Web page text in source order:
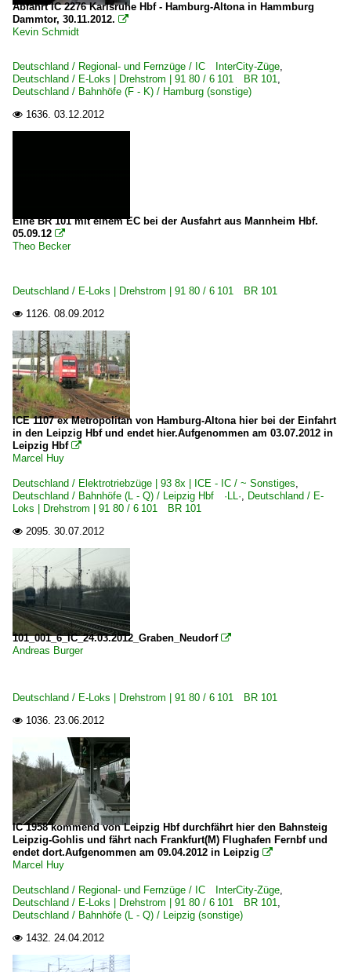
Strecken | KBS 400-499
Strecken | KBS 500-599
582 Leipzig – Großkorbetha
Strecken | KBS 800-999
Unternehmen (A - K)
DB Fernverkehr AG, Frankfurt (Main)
Italien
Personenwagen
~ Sonstige
Österreich
Bahnhöfe
Wien-Hütteldorf
E-Loks
BR 1016 ·ES 64 U2· Taurus
BR 1142
~ Sonstige
Strecken
Strecke Innsbruck – Brennero/Brenner ·Brennerbahn·
Polen
Personenwagen
Schweiz
Bahnhöfe
Abfahrt IC 2276 Karlsruhe Hbf - Hamburg-Altona in Hammburg
Dammtor, 30.11.2012. 
Kevin Schmidt
Deutschland / Regional- und Fernzüge / IC InterCity-Züge,
Deutschland / E-Loks | Drehstrom | 91 80 / 6 101 BR 101,
Deutschland / Bahnhöfe (F - K) / Hamburg (sonstige)
 1636. 03.12.2012
Eine BR 101 mit einem EC bei der Ausfahrt aus Mannheim Hbf.
05.09.12 
Theo Becker
Deutschland / E-Loks | Drehstrom | 91 80 / 6 101 BR 101
 1126. 08.09.2012
ICE 1107 ex Metropolitan von Hamburg-Altona hier bei der Einfahrt
in den Leipzig Hbf und endet hier.Aufgenommen am 03.07.2012 in
Leipzig Hbf 
Marcel Huy
Deutschland / Elektrotriebzüge | 93 8x | ICE - IC / ~ Sonstiges,
Deutschland / Bahnhöfe (L - Q) / Leipzig Hbf ·LL·, Deutschland / E-
Loks | Drehstrom | 91 80 / 6 101 BR 101
 2095. 30.07.2012
101_001_6_IC_24.03.2012_Graben_Neudorf 
Andreas Burger
Deutschland / E-Loks | Drehstrom | 91 80 / 6 101 BR 101
 1036. 23.06.2012
IC 1958 kommend von Leipzig Hbf durchfährt hier den Bahnsteig
Leipzig-Gohlis und fährt nach Frankfurt(M) Flughafen Fernbf und
endet dort.Aufgenommen am 09.04.2012 in Leipzig 
Marcel Huy
Deutschland / Regional- und Fernzüge / IC InterCity-Züge,
Deutschland / E-Loks | Drehstrom | 91 80 / 6 101 BR 101,
Deutschland / Bahnhöfe (L - Q) / Leipzig (sonstige)
 1432. 24.04.2012